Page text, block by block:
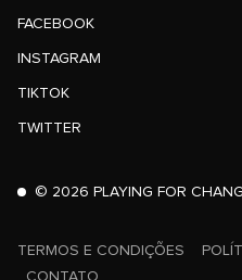
© 2026 PLAYING FOR
TERMOS E CONDIÇÕES
CONTATO
FACEBOOK
INSTAGRAM
TIKTOK
TWITTER